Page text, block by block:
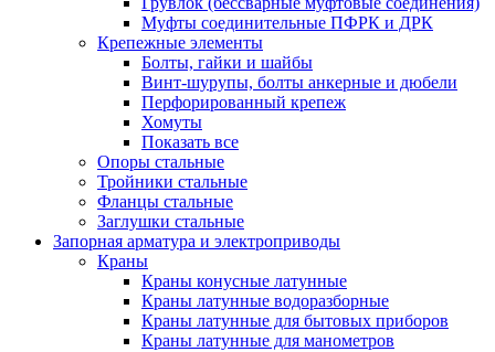
Муфты соединительные ПФРК и ДРК
Крепежные элементы
Болты, гайки и шайбы
Винт-шурупы, болты анкерные и дюбели
Перфорированный крепеж
Хомуты
Показать все
Опоры стальные
Тройники стальные
Фланцы стальные
Заглушки стальные
Запорная арматура и электроприводы
Краны
Краны конусные латунные
Краны латунные водоразборные
Краны латунные для бытовых приборов
Краны латунные для манометров